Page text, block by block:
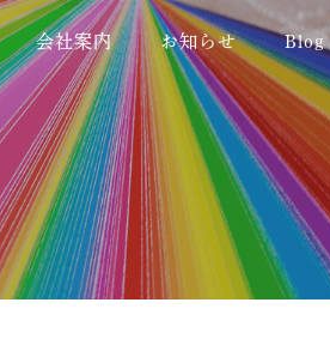
SDGs事業
会社案内 お知らせ Blog